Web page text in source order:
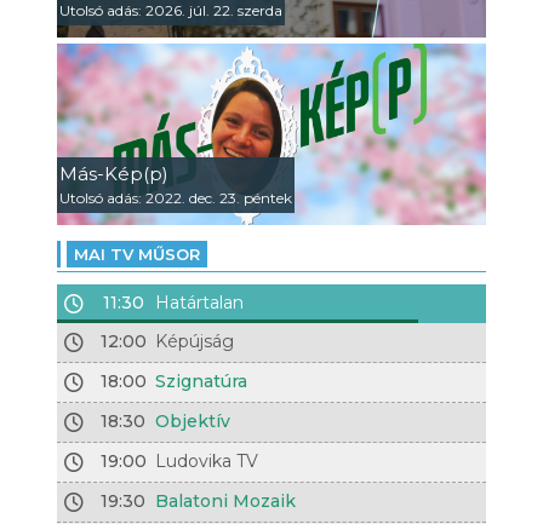
Utolsó adás: 2026. júl. 22. szerda
Más-Kép(p)
Utolsó adás: 2022. dec. 23. péntek
MAI TV MŰSOR
11:30
Határtalan
12:00 Képújság
18:00 Szignatúra
18:30 Objektív
19:00 Ludovika TV
19:30 Balatoni Mozaik